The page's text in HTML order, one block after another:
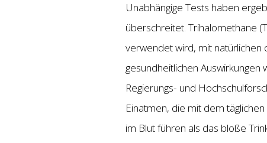
Unabhängige Tests haben
überschreitet. Trihalomethane
verwendet wird, mit natürlichen
gesundheitlichen
Regierungs- und
Einatmen, die mit dem
im Blut führen als das bloße